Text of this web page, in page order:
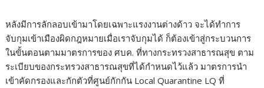
หลังมีการลักลอบเข้ามาโดยเฉพาะแรงงานต่างด้าว จะได้ทำการ
จับกุมเข้าเมืองผิดกฎหมายเมื่อเราจับกุมได้ ก็ต้องเข้าสู่กระบวนการ
ในขั้นตอนตามมาตรการของ ศบค. ที่ทางกระทรวงสาธารณสุข ตาม
ระเบียบของกระทรวงสาธารณสุขที่ได้กำหนดไว้แล้ว มาตรการนำ
เข้าคัดกรองและกักตัวที่ศูนย์กักกัน Local Quarantine LQ ที่